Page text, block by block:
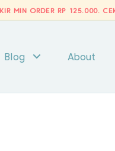
MIN ORDER RP 125.000.
Blog About